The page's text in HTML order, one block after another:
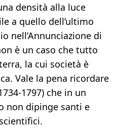
densità alla luce
a quello dell’ultimo
nell’Annunciazione di
è un caso che tutto
la cui società è
Vale la pena ricordare
1797) che in un
non dipinge santi e